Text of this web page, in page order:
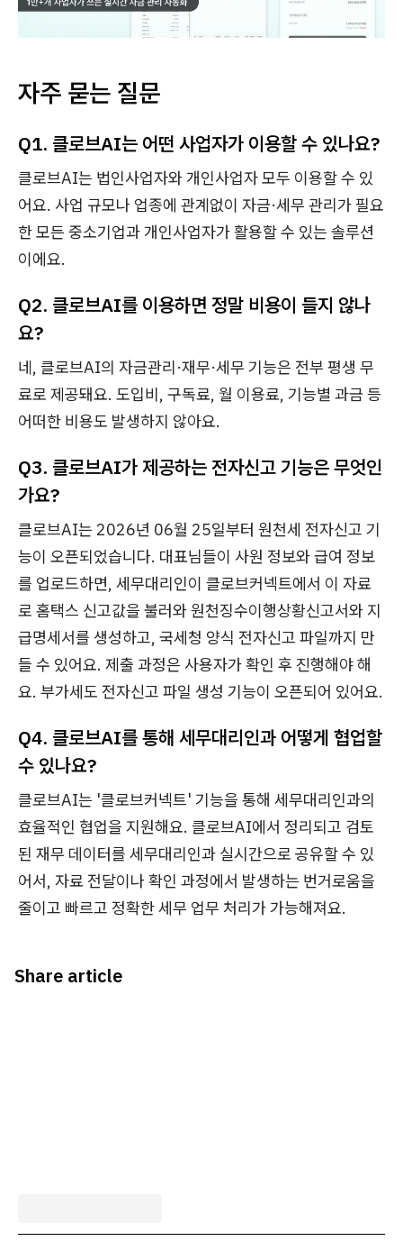
자주 묻는 질문
Q1. 클로브AI는 어떤 사업자가 이용할 수 있나요?
클로브AI는 법인사업자와 개인사업자 모두 이용할 수 있
어요. 사업 규모나 업종에 관계없이 자금·세무 관리가 필요
한 모든 중소기업과 개인사업자가 활용할 수 있는 솔루션
이에요.
Q2. 클로브AI를 이용하면 정말 비용이 들지 않나
요?
네, 클로브AI의 자금관리·재무·세무 기능은 전부 평생 무
료로 제공돼요. 도입비, 구독료, 월 이용료, 기능별 과금 등
어떠한 비용도 발생하지 않아요.
Q3. 클로브AI가 제공하는 전자신고 기능은 무엇인
가요?
클로브AI는 2026년 06월 25일부터 원천세 전자신고 기
능이 오픈되었습니다. 대표님들이 사원 정보와 급여 정보
를 업로드하면, 세무대리인이 클로브커넥트에서 이 자료
로 홈택스 신고값을 불러와 원천징수이행상황신고서와 지
급명세서를 생성하고, 국세청 양식 전자신고 파일까지 만
들 수 있어요. 제출 과정은 사용자가 확인 후 진행해야 해
요. 부가세도 전자신고 파일 생성 기능이 오픈되어 있어요.
Q4. 클로브AI를 통해 세무대리인과 어떻게 협업할
수 있나요?
클로브AI는 '클로브커넥트' 기능을 통해 세무대리인과의
효율적인 협업을 지원해요. 클로브AI에서 정리되고 검토
된 재무 데이터를 세무대리인과 실시간으로 공유할 수 있
어서, 자료 전달이나 확인 과정에서 발생하는 번거로움을
줄이고 빠르고 정확한 세무 업무 처리가 가능해져요.
Share article